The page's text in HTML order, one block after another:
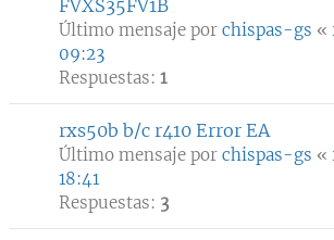
FVXS35FV1B
Último mensaje por chispas-gs «
09:23
Respuestas: 1
rxs50b b/c r410 Error EA
Último mensaje por chispas-gs «
18:41
Respuestas: 3